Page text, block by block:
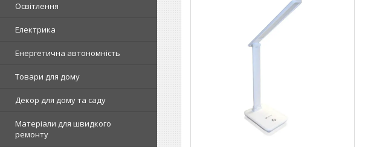
Освітлення
Електрика
Енергетична автономність
Товари для дому
Декор для дому та саду
Матеріали для швидкого
ремонту